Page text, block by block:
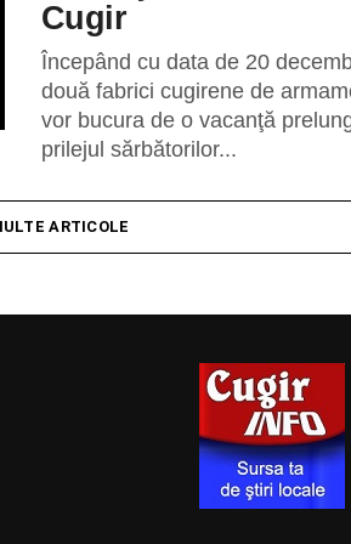
Cugir
Începând cu data de 20
două fabrici cugirene de
vor bucura de o vacanţă
prilejul sărbătorilor...
ARTICOLE